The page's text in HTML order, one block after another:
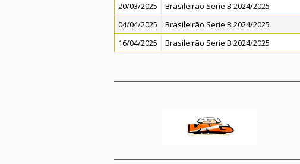
20/03/2025
Brasileirão Serie B 2024/2025
04/04/2025
Brasileirão Serie B 2024/2025
16/04/2025
Brasileirão Serie B 2024/2025